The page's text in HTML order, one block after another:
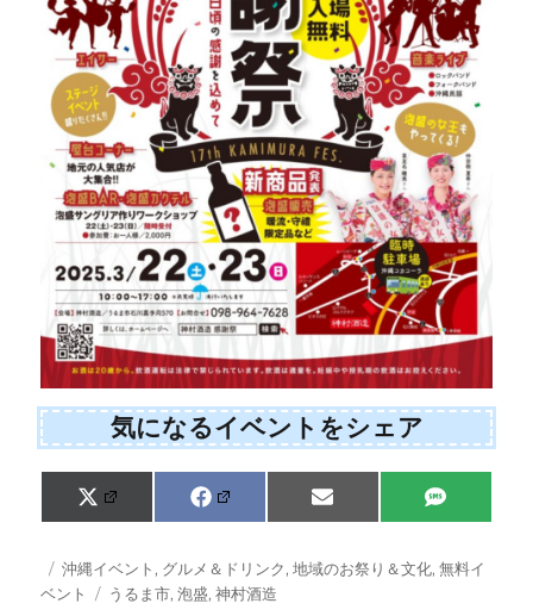
気になるイベントをシェア
Share
on
X
(
w
t
Share
on
F
a
e
b
o
Share
on
E
m
i
l
Share
on
S
M
投
稿
カ
テ
沖縄イベント , グルメ＆ドリンク,地域のお祭り＆文化,無料イ
ベント
タ
うるま市,泡盛,神村酒造